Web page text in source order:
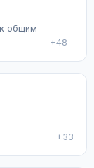
общим
+48
+33